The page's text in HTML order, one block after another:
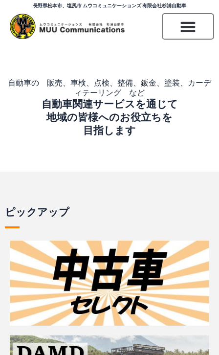
長野県松本市、塩尻市 ムウコミュニケーションズ 有限会社杉浦自動車
自動車の 販売、車検、点検、整備、鈑金、塗装、カーデ
ィテーリング など
自動車関連サービスを通じて
地域の皆様へのお役立ちを
目指します
ピックアップ